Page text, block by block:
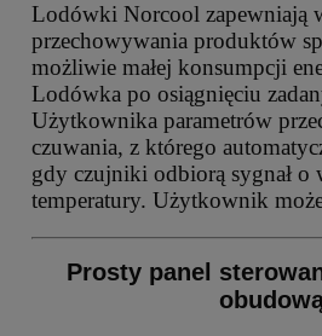
Lodówki Norcool zapewniają
przechowywania produktów
możliwie małej konsumpcji
Lodówka po osiągnięciu
Użytkownika parametrów
czuwania, z którego
gdy czujniki odbiorą sygnał o
temperatury. Użytkownik
Prosty panel